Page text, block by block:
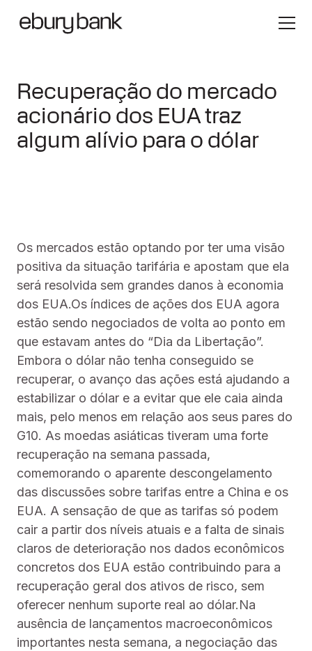
Recuperação do mercado
acionário dos EUA traz
algum alívio para o dólar
Os mercados estão optando por ter uma visão
positiva da situação tarifária e apostam que ela
será resolvida sem grandes danos à economia
dos EUA.Os índices de ações dos EUA agora
estão sendo negociados de volta ao ponto em
que estavam antes do “Dia da Libertação”.
Embora o dólar não tenha conseguido se
recuperar, o avanço das ações está ajudando a
estabilizar o dólar e a evitar que ele caia ainda
mais, pelo menos em relação aos seus pares do
G10. As moedas asiáticas tiveram uma forte
recuperação na semana passada,
comemorando o aparente descongelamento
das discussões sobre tarifas entre a China e os
EUA. A sensação de que as tarifas só podem
cair a partir dos níveis atuais e a falta de sinais
claros de deterioração nos dados econômicos
concretos dos EUA estão contribuindo para a
recuperação geral dos ativos de risco, sem
oferecer nenhum suporte real ao dólar.Na
ausência de lançamentos macroeconômicos
importantes nesta semana, a negociação das